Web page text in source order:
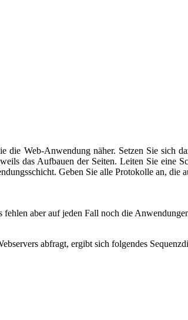
Web-Anwendung näher. Setzen Sie sich
das Aufbauen der Seiten. Leiten Sie eine
Geben Sie alle Protokolle an, die
aber auf jeden Fall noch die
abfragt, ergibt sich folgendes